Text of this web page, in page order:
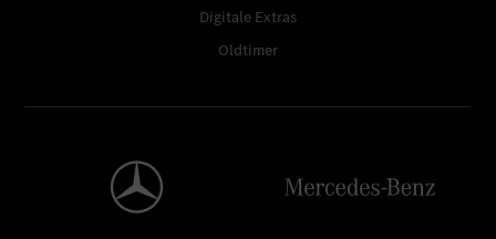
Digitale Extras
Oldtimer